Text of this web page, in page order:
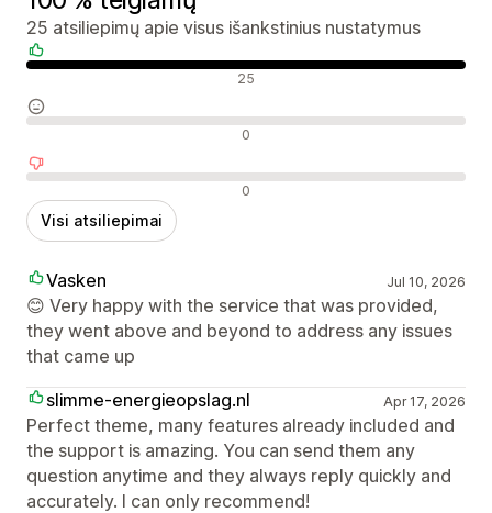
25 atsiliepimų apie visus išankstinius nustatymus
Teigiami atsiliepimai 25
Neutralūs atsiliepimai 0
Neigiami atsiliepimai 0
Visi atsiliepimai
Vasken Jul 10, 2026
😊 Very happy with the service that was provided,
they went above and beyond to address any issues
that came up
slimme-energieopslag.nl
Apr 17, 2026
Perfect theme, many features already included and
the support is amazing. You can send them any
question anytime and they always reply quickly and
accurately. I can only recommend!